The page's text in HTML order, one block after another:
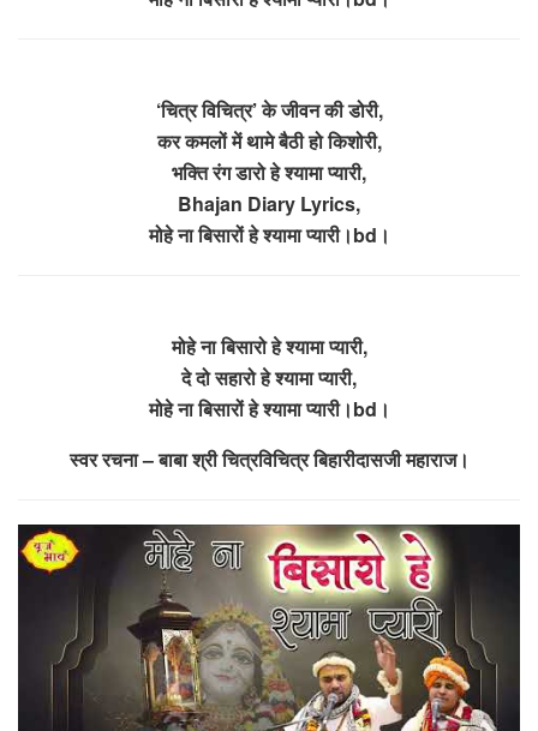
‘चित्र विचित्र’ के जीवन की डोरी,
कर कमलों में थामे बैठी हो किशोरी,
भक्ति रंग डारो हे श्यामा प्यारी,
Bhajan Diary Lyrics,
मोहे ना बिसारों हे श्यामा प्यारी।bd।
मोहे ना बिसारो हे श्यामा प्यारी,
दे दो सहारो हे श्यामा प्यारी,
मोहे ना बिसारों हे श्यामा प्यारी।bd।
स्वर रचना – बाबा श्री चित्रविचित्र बिहारीदासजी महाराज।